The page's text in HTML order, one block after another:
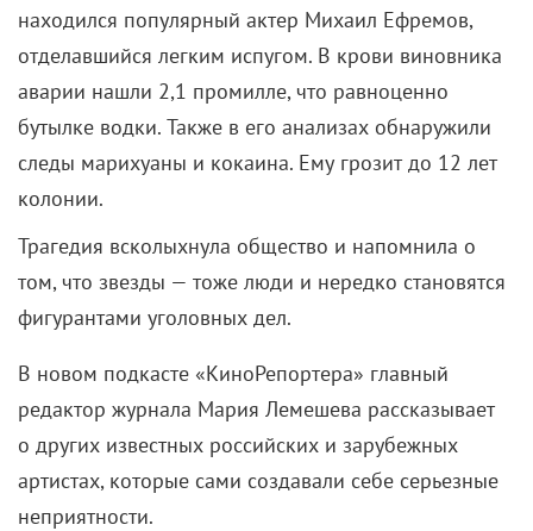
находился популярный актер Михаил Ефремов,
отделавшийся легким испугом. В крови виновника
аварии нашли 2,1 промилле, что равноценно
бутылке водки. Также в его анализах обнаружили
следы марихуаны и кокаина. Ему грозит до 12 лет
колонии.
Трагедия всколыхнула общество и напомнила о
том, что звезды — тоже люди и нередко становятся
фигурантами уголовных дел.
В новом подкасте «КиноРепортера» главный
редактор журнала Мария Лемешева рассказывает
о других известных российских и зарубежных
артистах, которые сами создавали себе серьезные
неприятности.